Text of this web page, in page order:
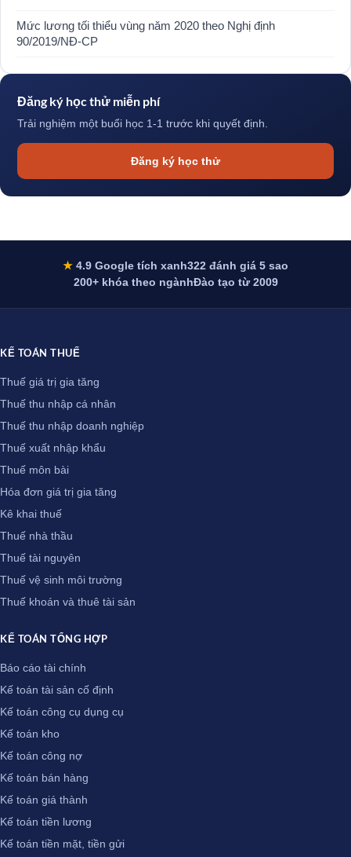
Mức lương tối thiểu vùng năm 2020 theo Nghị định
90/2019/NĐ-CP
Đăng ký học thử miễn phí
Trải nghiệm một buổi học 1-1 trước khi quyết định.
Đăng ký học thử
★ 4.9 Google tích xanh322 đánh giá 5 sao
200+ khóa theo ngànhĐào tạo từ 2009
KẾ TOÁN THUẾ
Thuế giá trị gia tăng
Thuế thu nhập cá nhân
Thuế thu nhập doanh nghiệp
Thuế xuất nhập khẩu
Thuế môn bài
Hóa đơn giá trị gia tăng
Kê khai thuế
Thuế nhà thầu
Thuế tài nguyên
Thuế vệ sinh môi trường
Thuế khoán và thuê tài sản
KẾ TOÁN TỔNG HỢP
Báo cáo tài chính
Kế toán tài sản cố định
Kế toán công cụ dụng cụ
Kế toán kho
Kế toán công nợ
Kế toán bán hàng
Kế toán giá thành
Kế toán tiền lương
Kế toán tiền mặt, tiền gửi